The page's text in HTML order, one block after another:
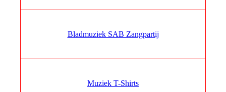
Bladmuziek SAB Zangpartij
Muziek T-Shirts